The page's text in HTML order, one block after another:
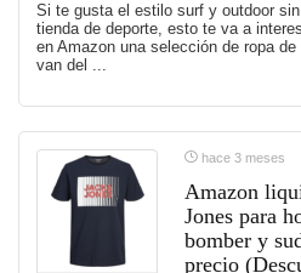
Si te gusta el estilo surf y outdoor
tienda de deporte, esto te va a
en Amazon una selección de ropa
van del ...
hace 3 meses
Amazon
Jones para
bomber y
precio